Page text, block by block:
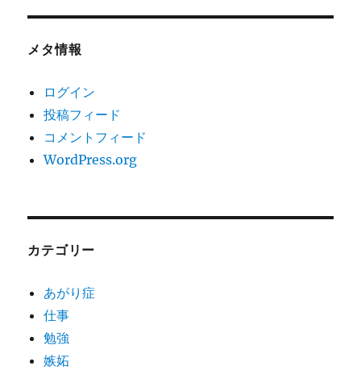
メタ情報
ログイン
投稿フィード
コメントフィード
WordPress.org
カテゴリー
あがり症
仕事
勉強
嫉妬